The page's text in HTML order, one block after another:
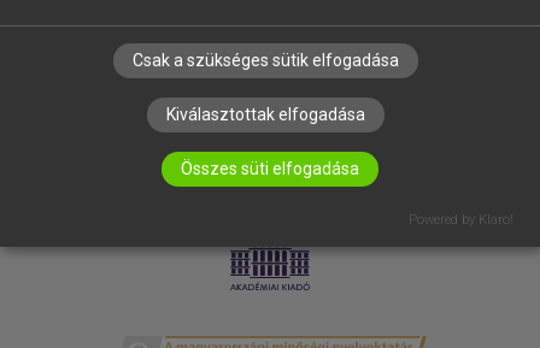
LICENCSZERZŐDÉS ADATVÉDELEM
Csak a szükséges sütik elfogadása
Kiválasztottak elfogadása
Összes süti elfogadása
Powered by Klaro!